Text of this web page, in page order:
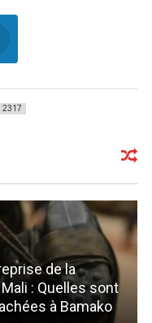
2317
de la
: Quelles sont
à Bamako